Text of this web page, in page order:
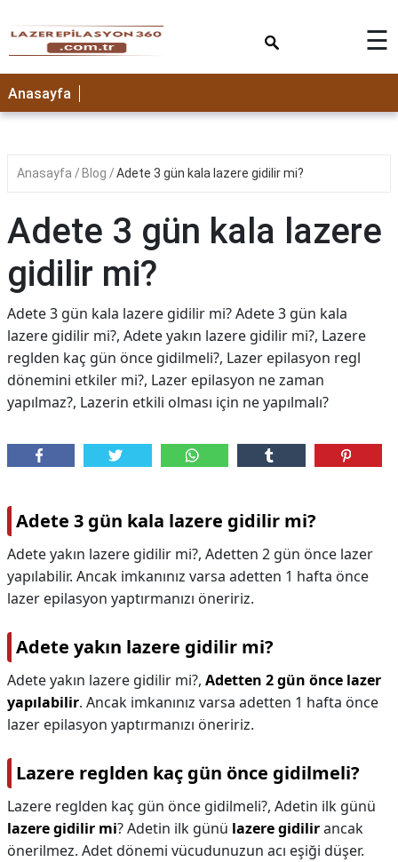
☰
Anasayfa
Anasayfa Blog Adete 3 gün kala lazere gidilir mi?
Adete 3 gün kala lazere
gidilir mi?
Adete 3 gün kala lazere gidilir mi? Adete 3 gün kala
lazere gidilir mi?, Adete yakın lazere gidilir mi?, Lazere
reglden kaç gün önce gidilmeli?, Lazer epilasyon regl
dönemini etkiler mi?, Lazer epilasyon ne zaman
yapılmaz?, Lazerin etkili olması için ne yapılmalı?
Adete 3 gün kala lazere gidilir mi?
Adete yakın lazere gidilir mi?, Adetten 2 gün önce lazer
yapılabilir. Ancak imkanınız varsa adetten 1 hafta önce
lazer epilasyon yaptırmanızı öneririz.
Adete yakın lazere gidilir mi?
Adete yakın lazere gidilir mi?, Adetten 2 gün önce lazer
yapılabilir. Ancak imkanınız varsa adetten 1 hafta önce
lazer epilasyon yaptırmanızı öneririz.
Lazere reglden kaç gün önce gidilmeli?
Lazere reglden kaç gün önce gidilmeli?, Adetin ilk günü
lazere gidilir mi? Adetin ilk günü lazere gidilirancak
önerilmez. Adet dönemi vücudunuzun acı eşiği düşer.